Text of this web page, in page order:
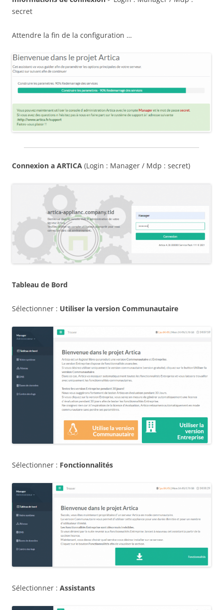
secret
Attendre la fin de la configuration …
Connexion a ARTICA (Login : Manager / Mdp : secret)
Tableau de Bord
Sélectionner : Utiliser la version Communautaire
Sélectionner : Fonctionnalités
Sélectionner : Assistants